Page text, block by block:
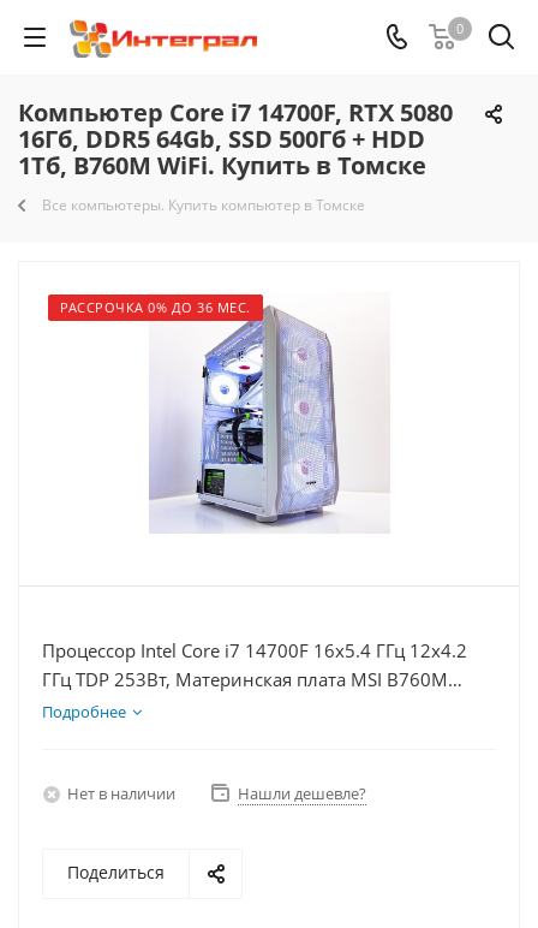
0
Компьютер Core i7 14700F, RTX 5080
16Гб, DDR5 64Gb, SSD 500Гб + HDD
1Тб, B760M WiFi. Купить в Томске
Все компьютеры. Купить компьютер в Томске
РАССРОЧКА 0% ДО 36 МЕС.
Процессор Intel Core i7 14700F 16x5.4 ГГц 12x4.2
ГГц TDP 253Вт, Материнская плата MSI B760M
BOMBER WIFI D5, Видеокарта RTX 5080 16Гб,
Подробнее
Нет в наличии Нашли дешевле?
Поделиться